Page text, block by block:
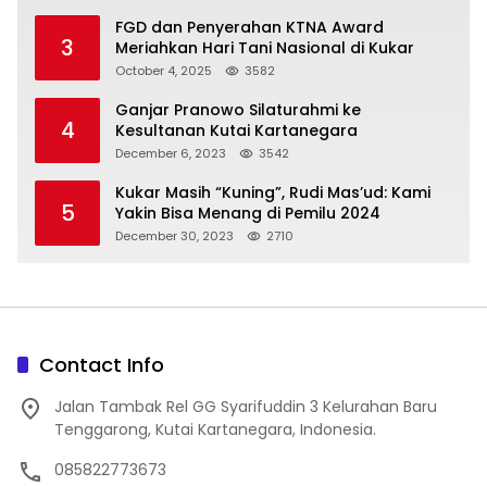
3
FGD dan Penyerahan KTNA Award
Meriahkan Hari Tani Nasional di Kukar
October 4, 2025 3582
4
Ganjar Pranowo Silaturahmi ke
Kesultanan Kutai Kartanegara
December 6, 2023 3542
5
Kukar Masih “Kuning”, Rudi Mas’ud: Kami
Yakin Bisa Menang di Pemilu 2024
December 30, 2023 2710
Contact Info
Jalan Tambak Rel GG Syarifuddin 3 Kelurahan Baru
Tenggarong, Kutai Kartanegara, Indonesia.
085822773673